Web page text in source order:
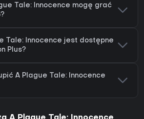
Tale: Innocence mogę grać
Tale: Innocence jest dostępne
Plus?
A Plague Tale: Innocence